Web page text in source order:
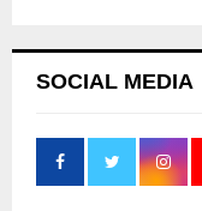
SOCIAL MEDIA